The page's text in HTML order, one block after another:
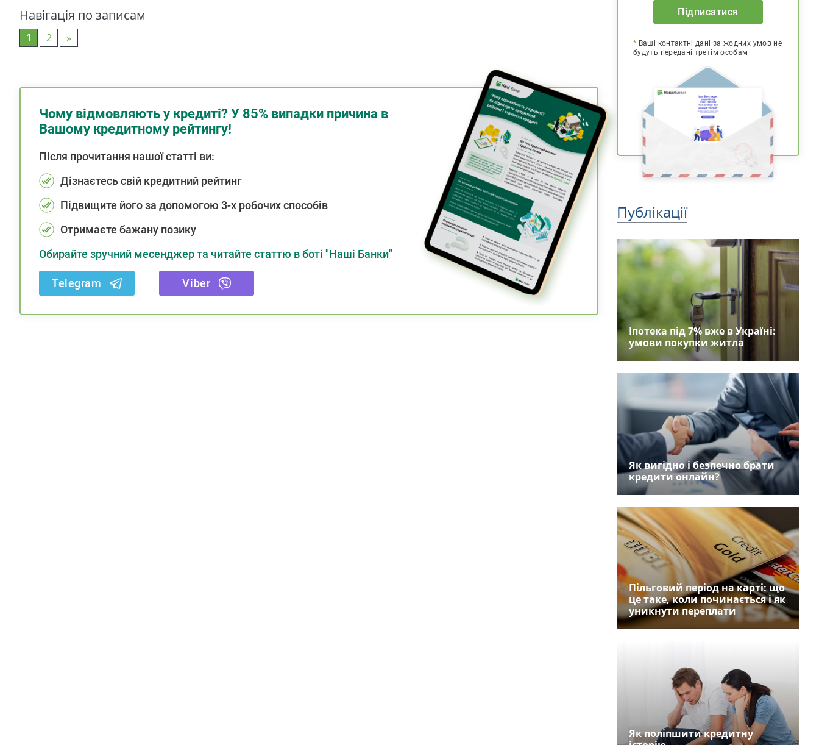
Навігація по записам
1 2 »
Чому відмовляють у кредиті? У 85% випадки причина в
Вашому кредитному рейтингу!
Після прочитання нашої статті ви:
Дізнаєтесь свій кредитний рейтинг
Підвищите його за допомогою 3-х робочих способів
Отримаєте бажану позику
Обирайте зручний месенджер та читайте статтю в боті "Наші Банки"
Telegram Viber
Підписатися
* Ваші контактні дані за жодних умов не
будуть передані третім особам
Публікації
Іпотека під 7% вже в Україні:
умови покупки житла
Як вигідно і безпечно брати
кредити онлайн?
Пільговий період на карті: що
це таке, коли починається і як
уникнути переплати
Як поліпшити кредитну